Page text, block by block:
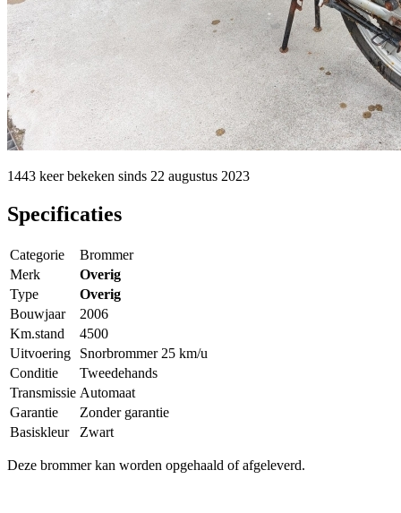
1443 keerbekeken sinds 22 augustus 2023
Specificaties
Categorie
Brommer
Merk
Overig
Type
Overig
Bouwjaar
2006
Km.stand
4500
Uitvoering
Snorbrommer 25 km/u
Conditie
Tweedehands
Transmissie Automaat
Garantie
Zonder garantie
Basiskleur
Zwart
Deze brommer kan worden opgehaald of afgeleverd.